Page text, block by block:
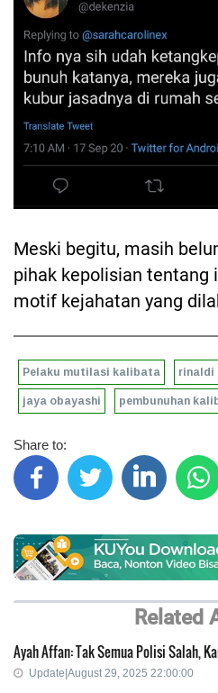
Meski begitu, masih
pihak kepolisian tentang
motif kejahatan yang
Pelaku mutilasi kalibata rinaldi
jaya obayashi pembunuhan
Share to:
Related
Ayah Affan: Tak Semua Polisi Salah,
Update|August 29, 2025 22:00:00